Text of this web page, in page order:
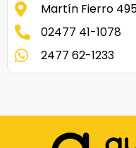
Martín Fierro
02477 41-1078
2477 62-1233